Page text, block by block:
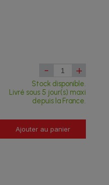
- +
Stock disponible.
Livré sous 5 jour(s) maxi
depuis la France.
Ajouter au panier